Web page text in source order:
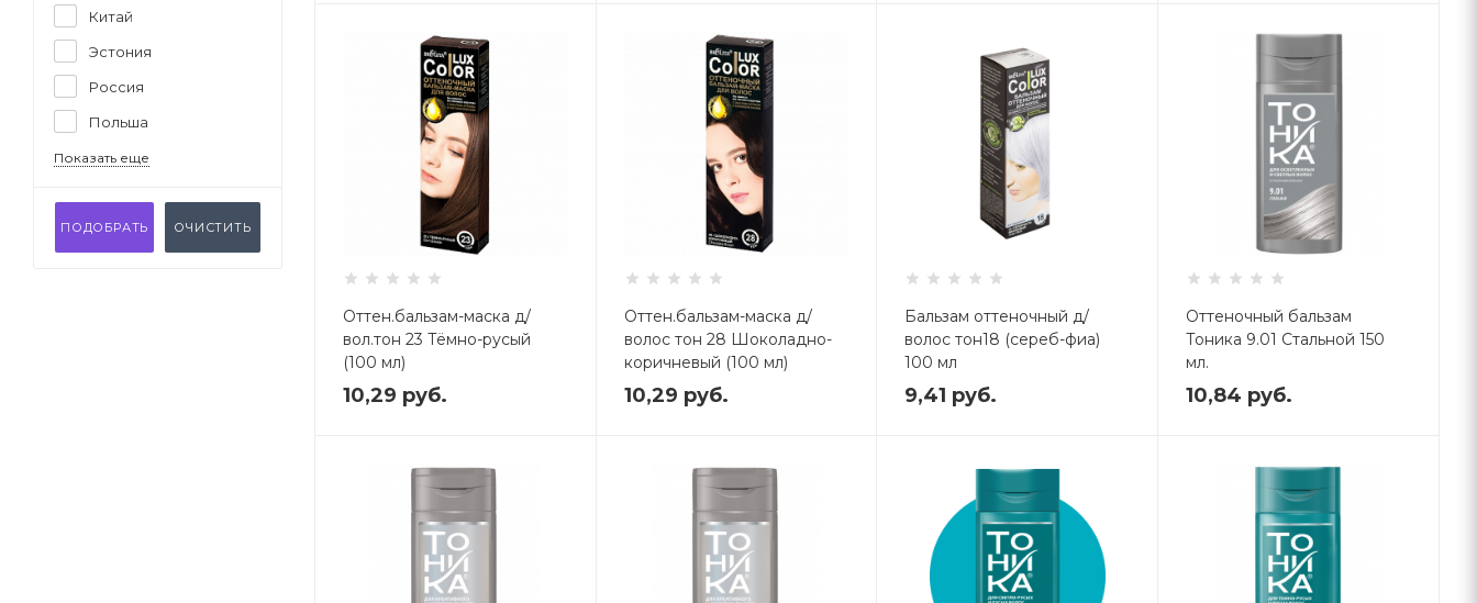
Китай
Эстония
Россия
Польша
Показать еще
ПОДОБРАТЬ ОЧИСТИТЬ
Оттен.бальзам-маска д/
вол.тон 23 Тёмно-русый
(100 мл)
Код: 655574
10,29 руб.
Оттен.бальзам-маска д/
волос тон 28 Шоколадно-
коричневый (100 мл)
Код: 1128605
10,29 руб.
Бальзам оттеночный д/
волос тон18 (сереб-фиа)
100 мл
Код: 369502
9,41 руб.
Оттеночный бальзам
Тоника 9.01 Стальной 150
мл.
Код: 1249352
10,84 руб.